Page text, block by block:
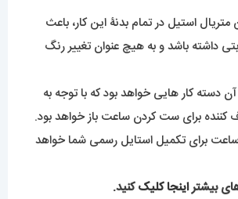
متریال استیل در تمام بدنۀ این کار، باعث
داشته باشد و به هیچ عنوان تغییر رنگ
کار هایی خواهد بود که با توجه به
برای ست کردن ساعت باز خواهد بود.
ساعت برای تکمیل استایل رسمی شما خواهد
بیشتراینجا کلیککنید.